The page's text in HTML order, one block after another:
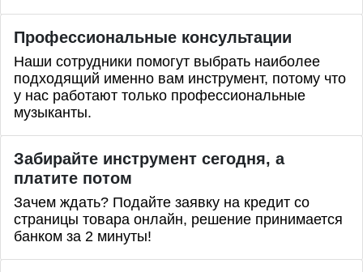
Профессиональные консультации
Наши сотрудники помогут выбрать наиболее
подходящий именно вам инструмент, потому что
у нас работают только профессиональные
музыканты.
Забирайте инструмент сегодня, а
платите потом
Зачем ждать? Подайте заявку на кредит со
страницы товара онлайн, решение принимается
банком за 2 минуты!